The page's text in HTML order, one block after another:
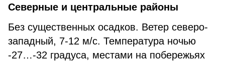
Северные и центральные районы
Без существенных осадков. Ветер северо-
западный, 7-12 м/с. Температура ночью
-27…-32 градуса, местами на побережьях